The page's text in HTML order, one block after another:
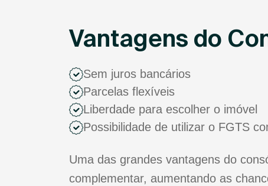
Vantagens do
Sem juros bancários
Parcelas flexíveis
Liberdade para escolher o imóvel
Possibilidade de utilizar o FGTS
Uma das grandes vantagens do
complementar, aumentando as